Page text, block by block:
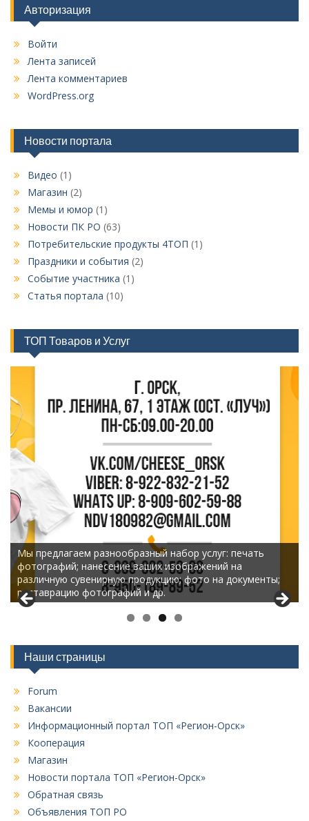
Авторизация
Войти
Лента записей
Лента комментариев
WordPress.org
Новости портала
Видео (1)
Магазин (2)
Мемы и юмор (1)
Новости ПК РО (63)
Потребительские продукты 4ТОП (1)
Праздники и события (2)
Событие участника (1)
Статья портала (10)
ТОП Товаров и Услуг
Мы предлагаем разнообразный набор услуг: печать
фотографий; нанесение ваших изображений на
различную сувенирную продукцию; фото на документы;
реставрацию фотографий и др.
Наши страницы
Forum
Вакансии
Информационный портал ТОП «Регион-Орск»
Кооперация
Магазин
Новости портала ТОП «Регион-Орск»
Обратная связь
Объявления ТОП РО